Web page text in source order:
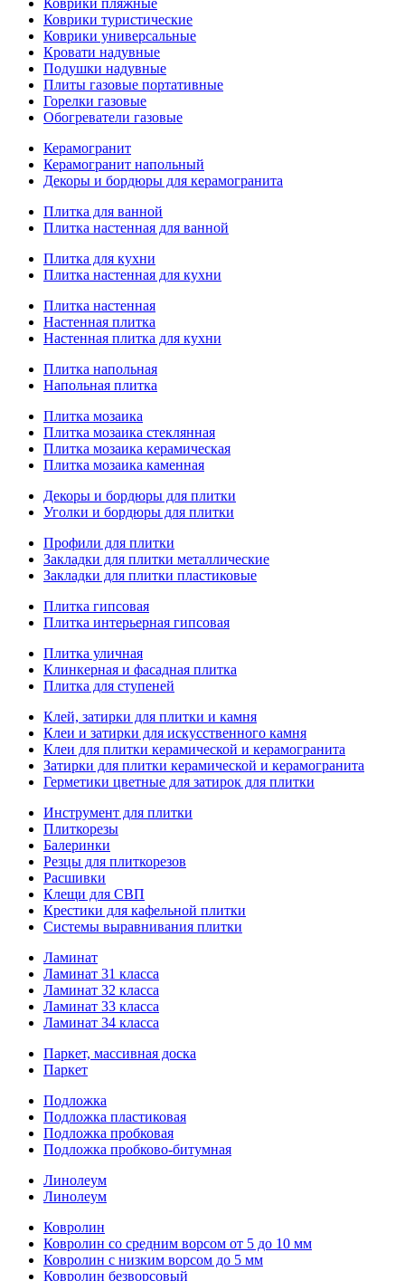
Коврики пляжные
Коврики туристические
Коврики универсальные
Кровати надувные
Подушки надувные
Плиты газовые портативные
Горелки газовые
Обогреватели газовые
Керамогранит
Керамогранит напольный
Декоры и бордюры для керамогранита
Плитка для ванной
Плитка настенная для ванной
Плитка для кухни
Плитка настенная для кухни
Плитка настенная
Настенная плитка
Настенная плитка для кухни
Плитка напольная
Напольная плитка
Плитка мозаика
Плитка мозаика стеклянная
Плитка мозаика керамическая
Плитка мозаика каменная
Декоры и бордюры для плитки
Уголки и бордюры для плитки
Профили для плитки
Закладки для плитки металлические
Закладки для плитки пластиковые
Плитка гипсовая
Плитка интерьерная гипсовая
Плитка уличная
Клинкерная и фасадная плитка
Плитка для ступеней
Клей, затирки для плитки и камня
Клеи и затирки для искусственного камня
Клеи для плитки керамической и керамогранита
Затирки для плитки керамической и керамогранита
Герметики цветные для затирок для плитки
Инструмент для плитки
Плиткорезы
Балеринки
Резцы для плиткорезов
Расшивки
Клещи для СВП
Крестики для кафельной плитки
Системы выравнивания плитки
Ламинат
Ламинат 31 класса
Ламинат 32 класса
Ламинат 33 класса
Ламинат 34 класса
Паркет, массивная доска
Паркет
Подложка
Подложка пластиковая
Подложка пробковая
Подложка пробково-битумная
Линолеум
Линолеум
Ковролин
Ковролин со средним ворсом от 5 до 10 мм
Ковролин с низким ворсом до 5 мм
Ковролин безворсовый